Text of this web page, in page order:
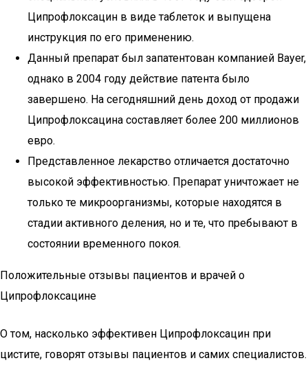
Ципрофлоксацин в виде таблеток и выпущена
инструкция по его применению.
Данный препарат был запатентован компанией Bayer,
однако в 2004 году действие патента было
завершено. На сегодняшний день доход от продажи
Ципрофлоксацина составляет более 200 миллионов
евро.
Представленное лекарство отличается достаточно
высокой эффективностью. Препарат уничтожает не
только те микроорганизмы, которые находятся в
стадии активного деления, но и те, что пребывают в
состоянии временного покоя.
Положительные отзывы пациентов и врачей о
Ципрофлоксацине
О том, насколько эффективен Ципрофлоксацин при
цистите, говорят отзывы пациентов и самих специалистов.